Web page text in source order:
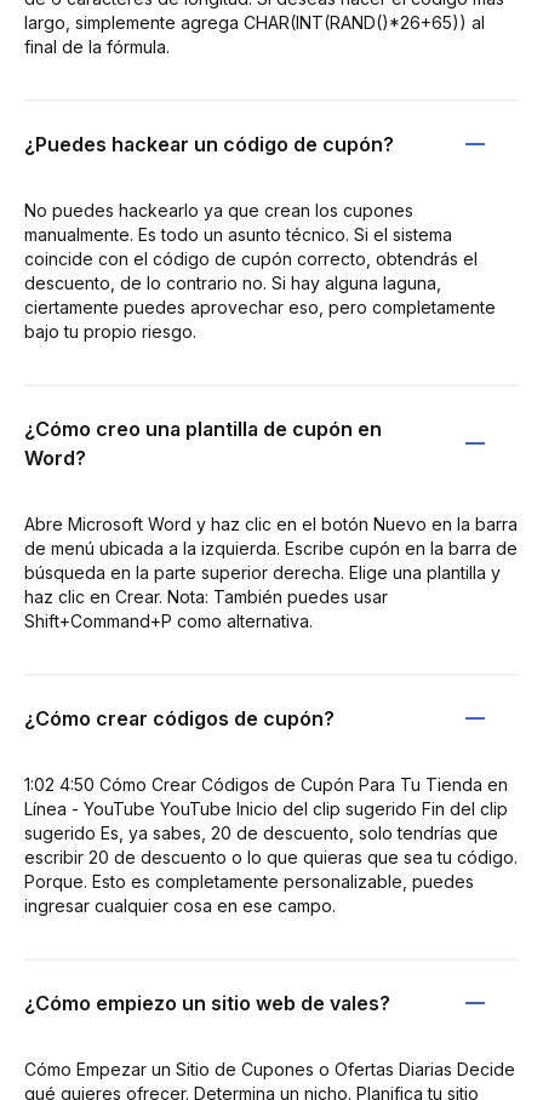
largo, simplemente agrega CHAR(INT(RAND()*26+65)) al
final de la fórmula.
¿Puedes hackear un código de cupón?
No puedes hackearlo ya que crean los cupones
manualmente. Es todo un asunto técnico. Si el sistema
coincide con el código de cupón correcto, obtendrás el
descuento, de lo contrario no. Si hay alguna laguna,
ciertamente puedes aprovechar eso, pero completamente
bajo tu propio riesgo.
¿Cómo creo una plantilla de cupón en
Word?
Abre Microsoft Word y haz clic en el botón Nuevo en la barra
de menú ubicada a la izquierda. Escribe cupón en la barra de
búsqueda en la parte superior derecha. Elige una plantilla y
haz clic en Crear. Nota: También puedes usar
Shift+Command+P como alternativa.
¿Cómo crear códigos de cupón?
1:02 4:50 Cómo Crear Códigos de Cupón Para Tu Tienda en
Línea - YouTube YouTube Inicio del clip sugerido Fin del clip
sugerido Es, ya sabes, 20 de descuento, solo tendrías que
escribir 20 de descuento o lo que quieras que sea tu código.
Porque. Esto es completamente personalizable, puedes
ingresar cualquier cosa en ese campo.
¿Cómo empiezo un sitio web de vales?
Cómo Empezar un Sitio de Cupones o Ofertas Diarias Decide
qué quieres ofrecer. Determina un nicho. Planifica tu sitio